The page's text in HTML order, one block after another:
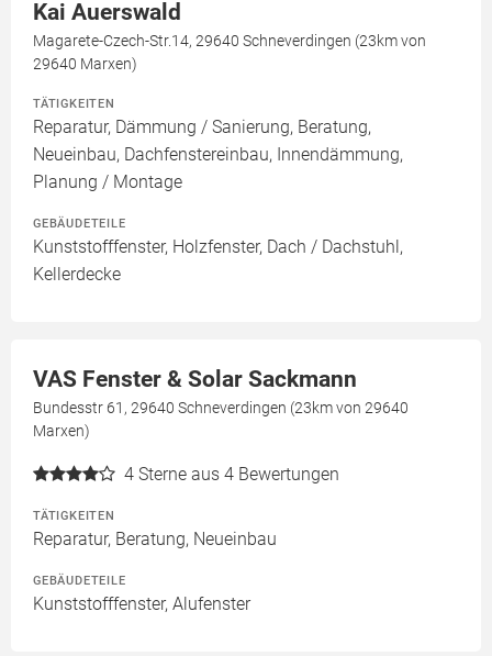
Kai Auerswald
Magarete-Czech-Str.14, 29640 Schneverdingen (23km von
29640 Marxen)
TÄTIGKEITEN
Reparatur, Dämmung / Sanierung, Beratung,
Neueinbau, Dachfenstereinbau, Innendämmung,
Planung / Montage
GEBÄUDETEILE
Kunststofffenster, Holzfenster, Dach / Dachstuhl,
Kellerdecke
VAS Fenster & Solar Sackmann
Bundesstr 61, 29640 Schneverdingen (23km von 29640
Marxen)
4 Sterne aus 4 Bewertungen
TÄTIGKEITEN
Reparatur, Beratung, Neueinbau
GEBÄUDETEILE
Kunststofffenster, Alufenster